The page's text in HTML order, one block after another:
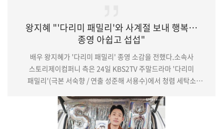
왕지혜 "'다리미 패밀리'와 사계절 보내 행복…
종영 아쉽고 섭섭"
배우 왕지혜가 '다리미 패밀리' 종영 소감을 전했다.소속사
스토리제이컴퍼니 측은 24일 KBS2TV 주말드라마 '다리미
패밀리'(극본 서숙향 / 연출 성준해 서용수)에서 청렴 세탁소
인증샷을 공개했다.왕지혜는 소속사를 통해 "'다리미 패밀리'를
촬영하면서 미연이와 사계절을 함께 보낼 수 있어 행복했다"며